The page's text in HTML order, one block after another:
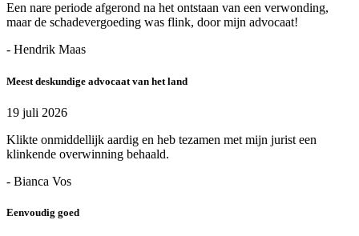
Een nare periode afgerond na het ontstaan van een verwonding,
maar de schadevergoeding was flink, door mijn advocaat!
- Hendrik Maas
Meest deskundige advocaat van het land
19 juli 2026
Klikte onmiddellijk aardig en heb tezamen met mijn jurist een
klinkende overwinning behaald.
- Bianca Vos
Eenvoudig goed